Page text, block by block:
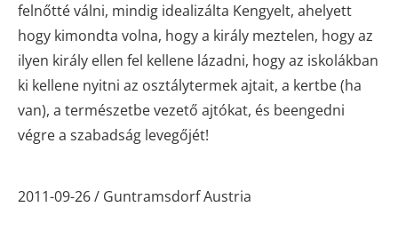
felnőtté válni, mindig idealizálta Kengyelt, ahelyett
hogy kimondta volna, hogy a király meztelen, hogy az
ilyen király ellen fel kellene lázadni, hogy az iskolákban
ki kellene nyitni az osztálytermek ajtait, a kertbe (ha
van), a természetbe vezető ajtókat, és beengedni
végre a szabadság levegőjét!
2011-09-26 / Guntramsdorf Austria